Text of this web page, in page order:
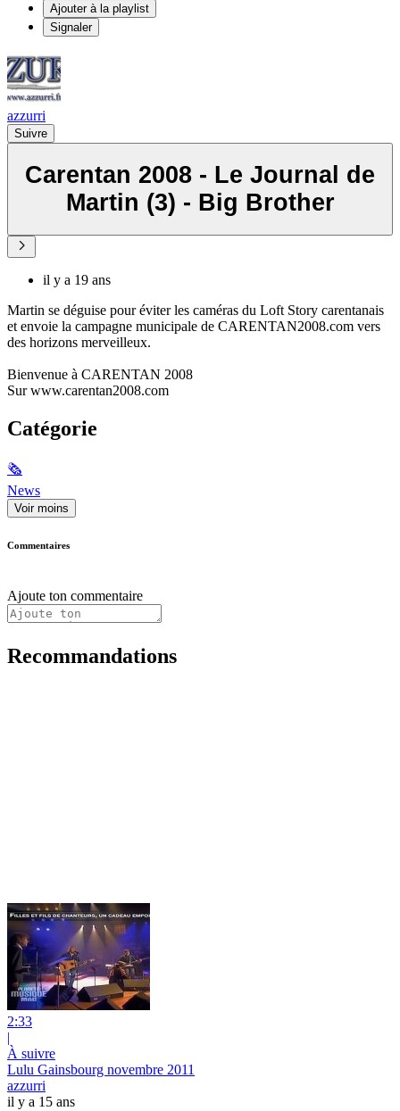
Ajouter à la playlist
Signaler
azzurri
Suivre
Carentan 2008 - Le Journal de
Martin (3) - Big Brother
il y a 19 ans
Martin se déguise pour éviter les caméras du Loft Story carentanais
et envoie la campagne municipale de CARENTAN2008.com vers
des horizons merveilleux.
Bienvenue à CARENTAN 2008
Sur www.carentan2008.com
Catégorie
🗞
News
Voir moins
Commentaires
Ajoute ton commentaire
Recommandations
2:33
|
À suivre
Lulu Gainsbourg novembre 2011
azzurri
il y a 15 ans